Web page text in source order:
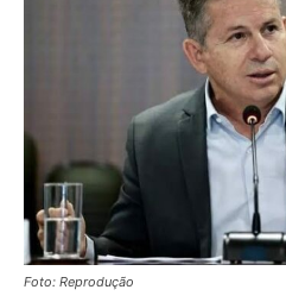
Foto: Reprodução